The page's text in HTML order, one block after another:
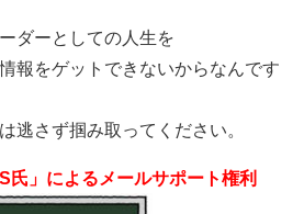
ダーとしての人生を
報をゲットできないからなんです
逃さず掴み取ってください。
氏」によるメールサポート権利